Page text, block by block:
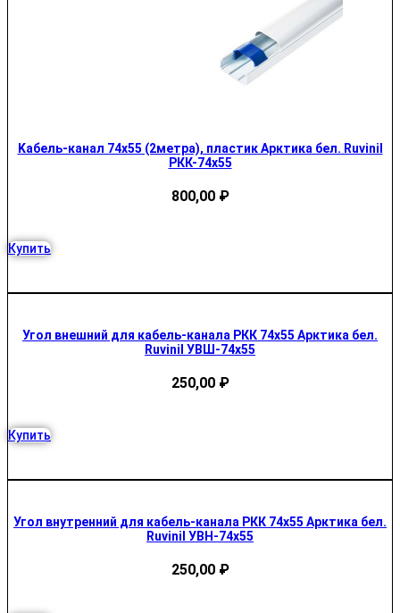
Kабель-канал 74х55 (2метра), пластик Арктика бел. Ruvinil
РКК-74х55
800,00 ₽
Купить
Угол внешний для кабель-канала РКК 74х55 Арктика бел.
Ruvinil УВШ-74х55
250,00 ₽
Купить
Угол внутренний для кабель-канала РКК 74х55 Арктика бел.
Ruvinil УВН-74х55
250,00 ₽